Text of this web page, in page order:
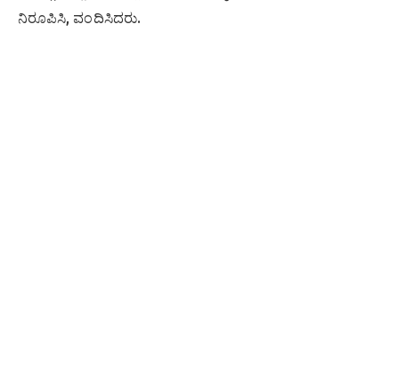
ನಿರೂಪಿಸಿ, ವಂದಿಸಿದರು.